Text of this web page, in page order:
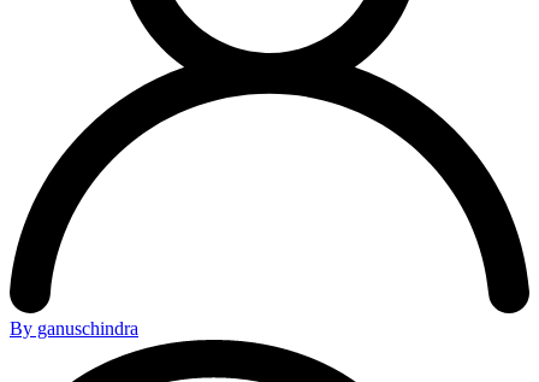
By ganuschindra